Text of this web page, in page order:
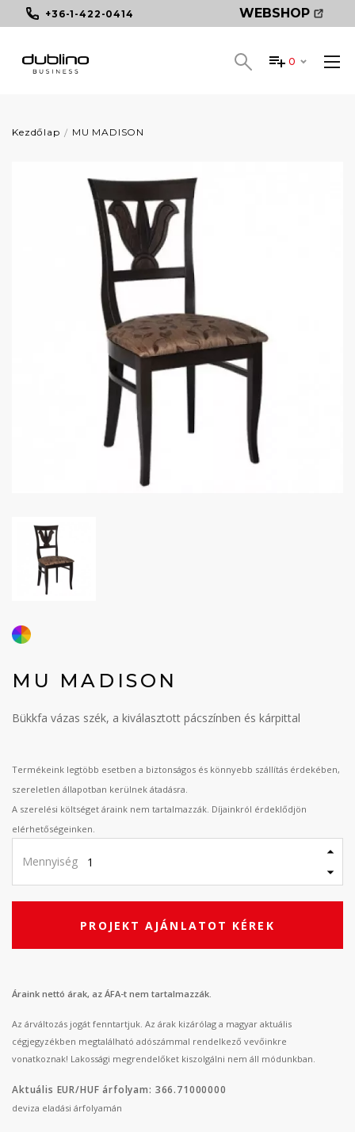
+36-1-422-0414 WEBSHOP
0
Kezdőlap MU MADISON
MU MADISON
Bükkfa vázas szék, a kiválasztott pácszínben és kárpittal
Termékeink legtöbb esetben a biztonságos és könnyebb szállítás érdekében,
szereletlen állapotban kerülnek átadásra.
A szerelési költséget áraink nem tartalmazzák. Díjainkról érdeklődjön
elérhetőségeinken.
Mennyiség
PROJEKT AJÁNLATOT KÉREK
Áraink nettó árak, az ÁFA-t nem tartalmazzák.
Az árváltozás jogát fenntartjuk. Az árak kizárólag a magyar aktuális
cégjegyzékben megtalálható adószámmal rendelkező vevőinkre
vonatkoznak! Lakossági megrendelőket kiszolgálni nem áll módunkban.
Aktuális EUR/HUF árfolyam: 366.71000000
deviza eladási árfolyamán